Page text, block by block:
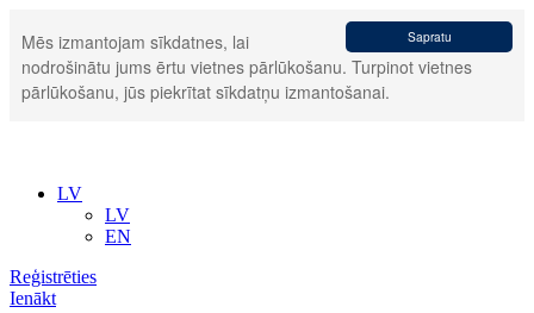
Sapratu
Mēs izmantojam sīkdatnes, lai
nodrošinātu jums ērtu vietnes pārlūkošanu. Turpinot vietnes
pārlūkošanu, jūs piekrītat sīkdatņu izmantošanai.
LV
LV
EN
Reģistrēties
Ienākt